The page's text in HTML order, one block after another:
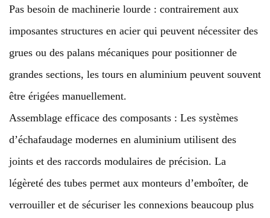
Pas besoin de machinerie lourde : contrairement aux
imposantes structures en acier qui peuvent nécessiter des
grues ou des palans mécaniques pour positionner de
grandes sections, les tours en aluminium peuvent souvent
être érigées manuellement.
Assemblage efficace des composants : Les systèmes
d’échafaudage modernes en aluminium utilisent des
joints et des raccords modulaires de précision. La
légèreté des tubes permet aux monteurs d’emboîter, de
verrouiller et de sécuriser les connexions beaucoup plus